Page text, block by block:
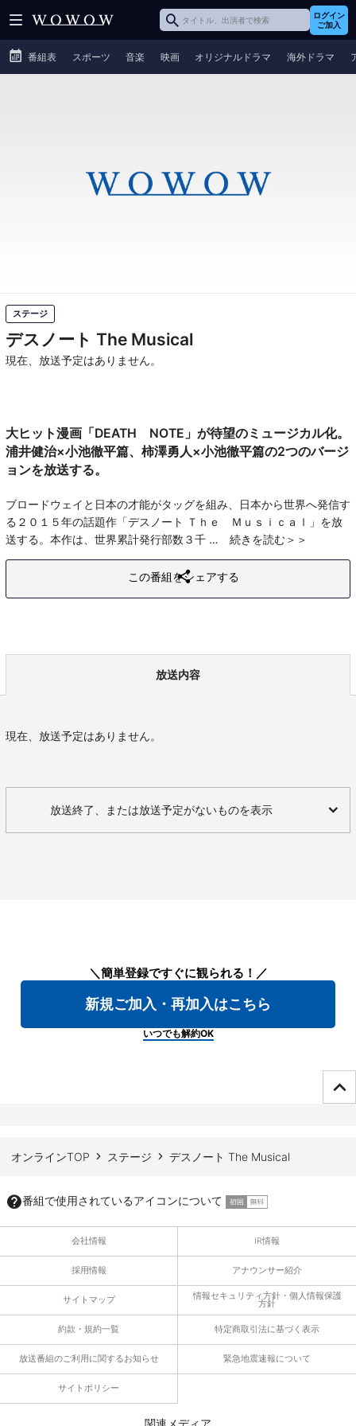
ログイン
ご加入
番組表 スポーツ 音楽 映画 オリジナルドラマ 海外ドラマ
ステージ
デスノート The Musical
現在、放送予定はありません。
大ヒット漫画「DEATH NOTE」が待望のミュージカル化。
浦井健治×小池徹平篇、柿澤勇人×小池徹平篇の2つのバージ
ョンを放送する。
ブロードウェイと日本の才能がタッグを組み、日本から世界へ発信す
る２０１５年の話題作「デスノート Ｔｈｅ Ｍｕｓｉｃａｌ」を放
送する。本作は、世界累計発行部数３千
続きを読む
この番組をシェアする
放送内容
現在、放送予定はありません。
放送終了、または放送予定がないものを表示
＼簡単登録ですぐに観られる！／
新規ご加入・再加入はこちら
いつでも解約OK
オンラインTOP ステージ デスノート The Musical
番組で使用されているアイコンについて
会社情報 IR情報
採用情報 アナウンサー紹介
サイトマップ 情報セキュリティ方針・個人情報保護
方針
約款・規約一覧 特定商取引法に基づく表示
放送番組のご利用に関するお知らせ 緊急地震速報について
サイトポリシー
関連メディア